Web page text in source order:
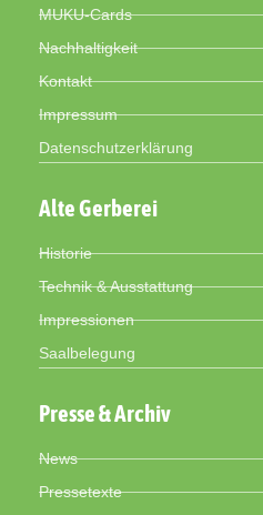
MUKU-Cards
Nachhaltigkeit
Kontakt
Impressum
Datenschutzerklärung
Alte Gerberei
Historie
Technik & Ausstattung
Impressionen
Saalbelegung
Presse & Archiv
News
Pressetexte